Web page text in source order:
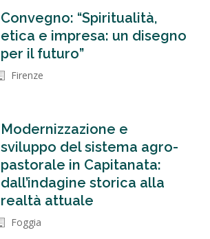
Convegno: “Spiritualità,
etica e impresa: un disegno
per il futuro”
Firenze
Modernizzazione e
sviluppo del sistema agro-
pastorale in Capitanata:
dall’indagine storica alla
realtà attuale
Foggia